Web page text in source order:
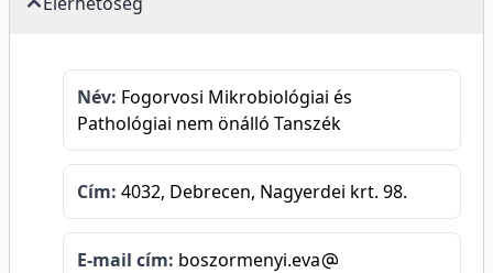
Név: Fogorvosi Mikrobiológiai és
Pathológiai nem önálló Tanszék
Cím: 4032, Debrecen, Nagyerdei krt. 98.
E-mail cím: boszormenyi.eva